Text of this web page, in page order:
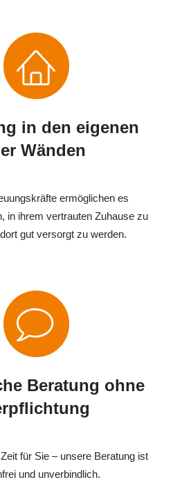
in den eigenen
Wänden
ermöglichen es
in ihrem vertrauten Zuhause zu
gut versorgt zu werden.
Beratung ohne
für Sie – unsere Beratung ist
und unverbindlich.